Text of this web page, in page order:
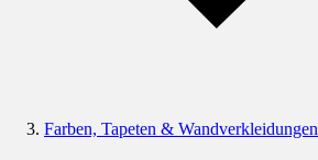
Farben, Tapeten & Wandverkleidungen